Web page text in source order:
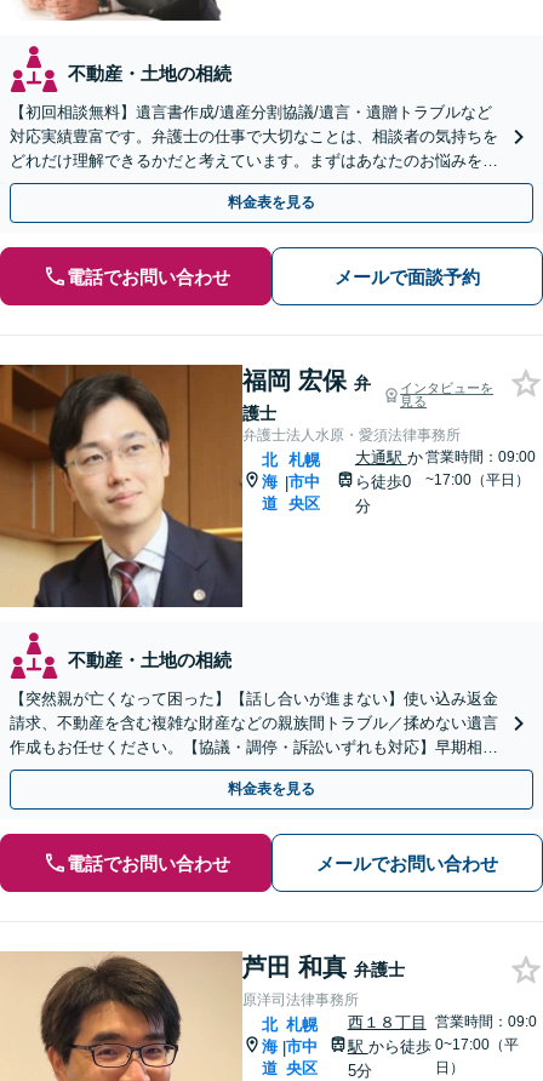
不動産・土地の相続
【初回相談無料】遺言書作成/遺産分割協議/遺言・遺贈トラブルなど
対応実績豊富です。弁護士の仕事で大切なことは、相談者の気持ちを
どれだけ理解できるかだと考えています。まずはあなたのお悩みを聞
かせてください。
料金表を見る
電話でお問い合わせ メールで面談予約
福岡 宏保 弁
護士
インタビューを
見る
弁護士法人水原・愛須法律事務所
北
海
道
|
札幌
市中
央区
大通駅 か
ら徒歩0
分
営業時間：09:00
~17:00（平日）
不動産・土地の相続
【突然親が亡くなって困った】【話し合いが進まない】使い込み返金
請求、不動産を含む複雑な財産などの親族間トラブル／揉めない遺言
作成もお任せください。【協議・調停・訴訟いずれも対応】早期相談
で早期解決を！【地下鉄大通駅から直結ビル】
料金表を見る
電話でお問い合わせ メールでお問い合わせ
芦田 和真 弁護士
原洋司法律事務所
北
海
道
|
札幌
市中
央区
西１８丁目
駅 から徒歩
5分
営業時間：09:0
0~17:00（平
日）